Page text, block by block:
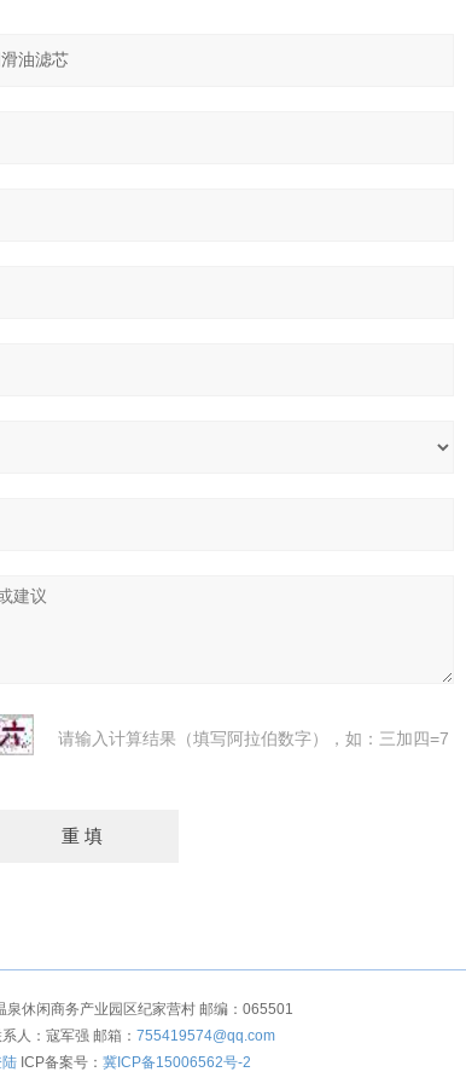
请输入计算结果（填写阿拉伯数字），如：三加四=7
泉休闲商务产业园区纪家营村 邮编：065501
人：寇军强 邮箱： 755419574@qq.com
ICP备案号： 冀ICP备15006562号-2